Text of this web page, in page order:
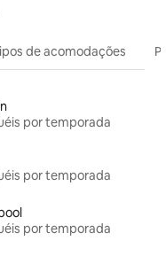
de acomodações
por temporada
por temporada
por temporada